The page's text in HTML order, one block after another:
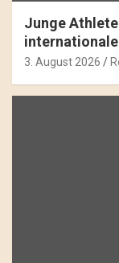
Junge
3. August 2026